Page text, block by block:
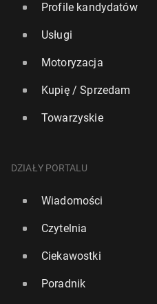
Profile kandydatów
Usługi
Motoryzacja
Kupię / Sprzedam
Towarzyskie
DZIAŁY PORTALU
Wiadomości
Czytelnia
Ciekawostki
Poradnik